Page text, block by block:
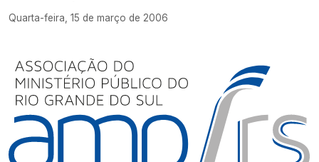
Quarta-feira, 15 de março de 2006